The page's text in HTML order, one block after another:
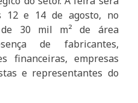
12 e 14 de agosto, no
de 30 mil m² de área
de fabricantes,
financeiras, empresas
e representantes do